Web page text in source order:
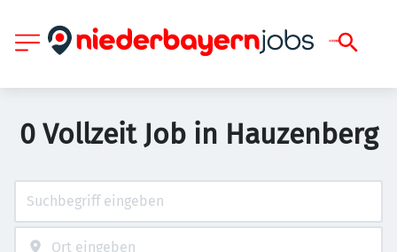
0 Vollzeit Job in Hauzenberg